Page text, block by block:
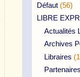
Défaut (56)
LIBRE
Actualités
Archives
Libraires
Partenaires